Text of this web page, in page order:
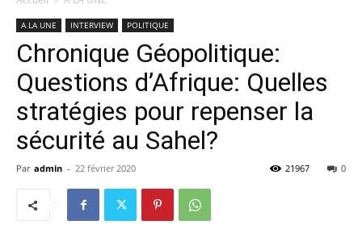
A LA UNE INTERVIEW POLITIQUE
Chronique Géopolitique:
Questions d’Afrique: Quelles
stratégies pour repenser la
sécurité au Sahel?
Par admin - 22 février 2020 0
21967